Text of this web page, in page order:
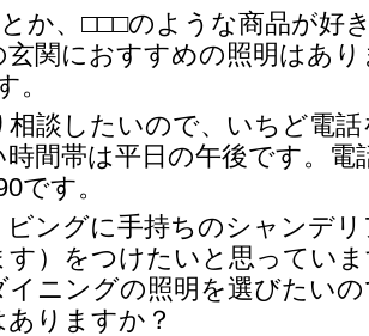
か、□□□のような商品が好
玄関におすすめの照明はあ
。
相談したいので、いちど電
時間帯は平日の午後です。
です。
ビングに手持ちのシャンデ
す）をつけたいと思ってい
イニングの照明を選びたい
りますか？